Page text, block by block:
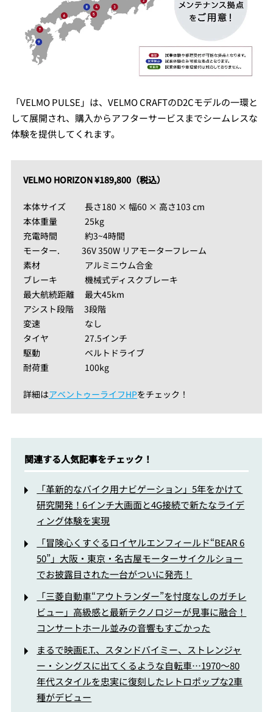
「VELMO PULSE」は、VELMO CRAFTのD2Cモデルの一環と
して展開され、購入からアフターサービスまでシームレスな
体験を提供してくれます。
VELMO HORIZON ¥189,800（税込）
本体サイズ 長さ180 × 幅60 × 高さ103 cm
本体重量 25kg
充電時間 約3~4時間
モーター. 36V 350W リアモーターフレーム
素材 アルミニウム合金
ブレーキ 機械式ディスクブレーキ
最大航続距離 最大45km
アシスト段階 3段階
変速 なし
タイヤ 27.5インチ
駆動 ベルトドライブ
耐荷重 100kg
詳細はアベントゥーライフHPをチェック！
関連する人気記事をチェック！
「革新的なバイク用ナビゲーション」5年をかけて
研究開発！6インチ大画面と4G接続で新たなライデ
ィング体験を実現
「冒険心くすぐるロイヤルエンフィールド“BEAR 6
50”」大阪・東京・名古屋モーターサイクルショー
でお披露目された一台がついに発売！
「三菱自動車“アウトランダー”を忖度なしのガチレ
ビュー」高級感と最新テクノロジーが見事に融合！
コンサートホール並みの音響もすごかった
まるで映画E.T.、スタンドバイミー、ストレンジャ
ー・シングスに出てくるような自転車…1970～80
年代スタイルを忠実に復刻したレトロポップな2車
種がデビュー